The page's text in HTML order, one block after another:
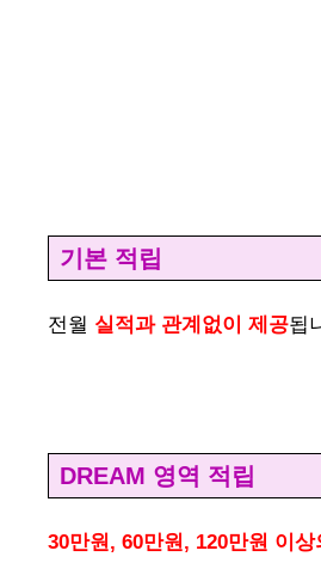
기본 적립
전월 실적과 관계없이 제공됩
DREAM 영역 적립
30만원, 60만원, 120만원 이